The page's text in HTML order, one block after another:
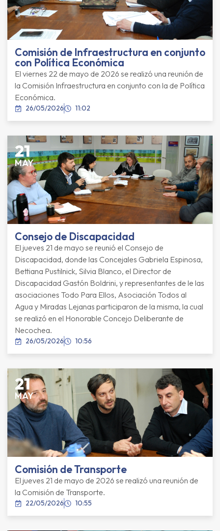
Comisión de Infraestructura en conjunto
con Política Económica
El viernes 22 de mayo de 2026 se realizó una reunión de
la Comisión Infraestructura en conjunto con la de Política
Económica.
26/05/2026 11:02
21
MAY
Consejo de Discapacidad
El jueves 21 de mayo se reunió el Consejo de
Discapacidad, donde las Concejales Gabriela Espinosa,
Bettiana Pustilnick, Silvia Blanco, el Director de
Discapacidad Gastón Boldrini, y representantes de le las
asociaciones Todo Para Ellos, Asociación Todos al
Agua y Miradas Lejanas participaron de la misma, la cual
se realizó en el Honorable Concejo Deliberante de
Necochea.
26/05/2026 10:56
21
MAY
Comisión de Transporte
El jueves 21 de mayo de 2026 se realizó una reunión de
la Comisión de Transporte.
22/05/2026 10:55